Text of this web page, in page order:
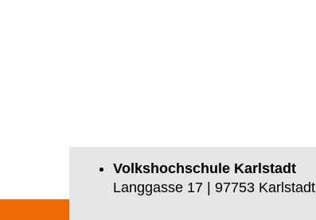
Volkshochschule Karlstadt
Langgasse 17 | 97753 Karlstadt